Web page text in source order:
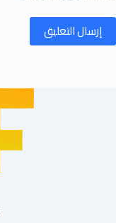
إرسال التعليق